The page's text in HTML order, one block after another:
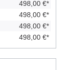
498,00 €*
498,00 €*
498,00 €*
498,00 €*